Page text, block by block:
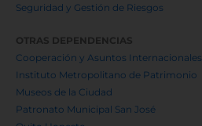
Seguridad y Gestión de Riesgos
OTRAS DEPENDENCIAS
Cooperación y Asuntos Internacionales
Instituto Metropolitano de Patrimonio
Museos de la Ciudad
Patronato Municipal San José